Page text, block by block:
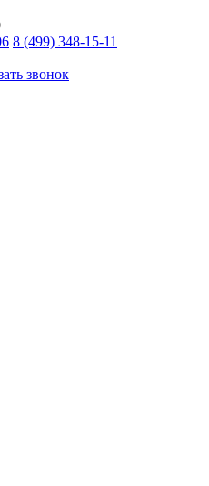
8 (499) 348-15-11
звонок